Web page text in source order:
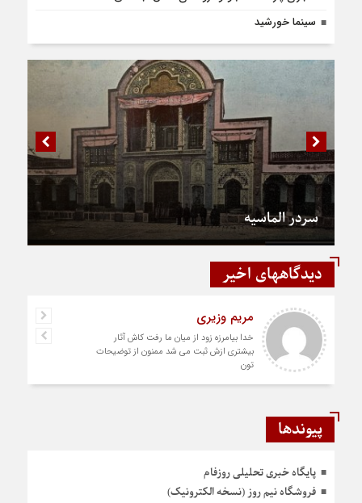
سینما خورشید
سردر الماسیه
دیدگاههای اخیر
مریم وزیری
خدا بیامرزه زود از میان ما رفت کاش آثار
بیشتری ازش ثبت می شد ممنون از توضیحات
تون
پیوندها
پایگاه خبری تحلیلی روزفام
فروشگاه نیم روز (نسخه الکترونیک)